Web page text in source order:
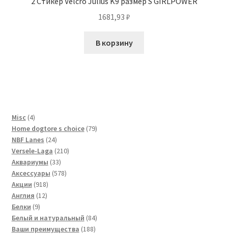
1681,93 ₽
В корзину
Misc 44
товара
Home dogtore s choice 7979
NBF Lanes 2424
товара
Versele-Laga 210210
Аквариумы 3333
товара
Аксессуары 578578
Акции 918918
товаров
Англия 1212
Белки 99
товаров
Белый и натуральный 8484
товара
Ваши преимущества 188188